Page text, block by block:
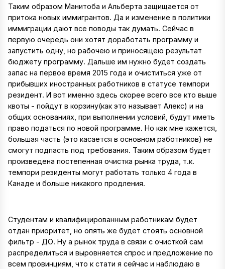
Таким образом Манитоба и Альберта защищается от
притока новых иммигрантов. Да и изменение в политики
иммиграции дают все поводы так думать. Сейчас в
первую очередь они хотят доработать программу и
запустить одну, но рабочею и приносящею результат
бюджету программу. Дальше им нужно будет создать
запас на первое время 2015 года и очиститься уже от
прибывших иностранных работников в статусе темпори
резидент. И вот именно здесь скорее всего все кто выше
квоты - пойдут в корзину(как это называет Алекс) и на
общих основаниях, при выполнении условий, будут иметь
право податься по новой программе. Но как мне кажется,
большая часть (это касается в основном работников) не
смогут подпасть под требования. Таким образом будет
произведена постепенная очистка рынка труда, т.к.
темпори резиденты могут работать только 4 года в
Канаде и больше никакого продления.
Студентам и квалифицированным работникам будет
отдан приоритет, но опять же будет стоять основной
фильтр - ДО. Ну а рынок труда в связи с очисткой сам
распределиться и выровняется спрос и предложение по
всем провинциям, что к стати я сейчас и наблюдаю в